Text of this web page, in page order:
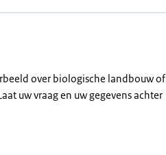
over biologische landbouw of
uw vraag en uw gegevens achter